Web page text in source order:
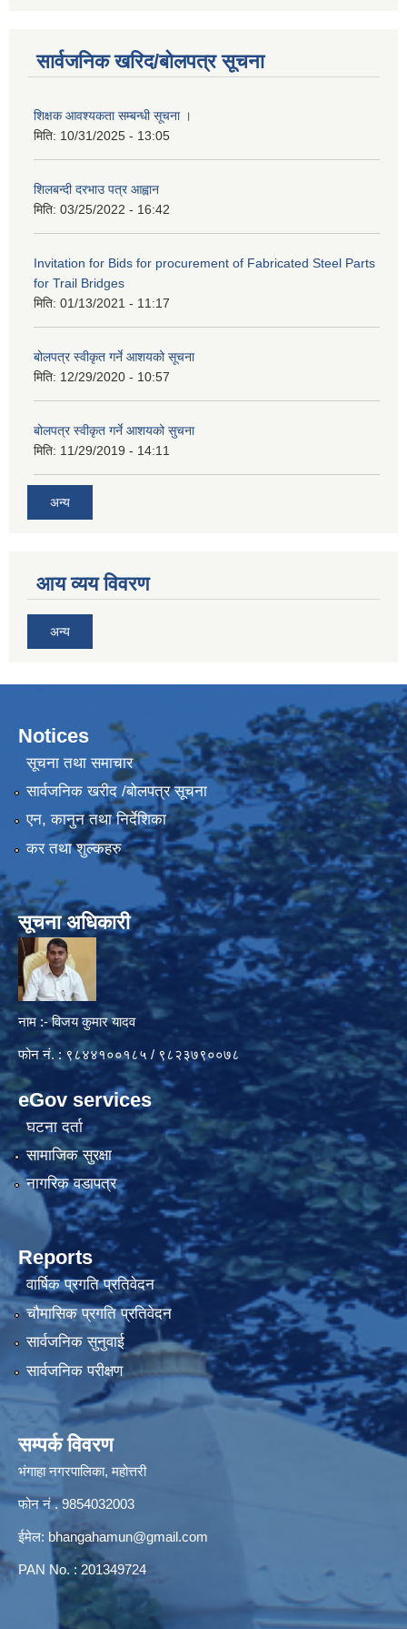
सार्वजनिक खरिद/बोलपत्र सूचना
शिक्षक आवश्यकता सम्बन्धी सूचना ।
मिति: 10/31/2025 - 13:05
शिलबन्दी दरभाउ पत्र आह्वान
मिति: 03/25/2022 - 16:42
Invitation for Bids for procurement of Fabricated Steel Parts
for Trail Bridges
मिति: 01/13/2021 - 11:17
बोलपत्र स्वीकृत गर्ने आशयको सूचना
मिति: 12/29/2020 - 10:57
बोलपत्र स्वीकृत गर्ने आशयको सुचना
मिति: 11/29/2019 - 14:11
अन्य
आय व्यय विवरण
अन्य
Notices
सूचना तथा समाचार
सार्वजनिक खरीद /बोलपत्र सूचना
एन, कानुन तथा निर्देशिका
कर तथा शुल्कहरु
सूचना अधिकारी
नाम :- विजय कुमार यादव
फोन नं. : ९८४४१००१८५ / ९८२३७९००७८
eGov services
घटना दर्ता
सामाजिक सुरक्षा
नागरिक वडापत्र
Reports
वार्षिक प्रगति प्रतिवेदन
चौमासिक प्रगति प्रतिवेदन
सार्वजनिक सुनुवाई
सार्वजनिक परीक्षण
सम्पर्क विवरण
भंगाहा नगरपालिका, महोत्तरी
फोन नं . 9854032003
ईमेल: bhangahamun@gmail.com
PAN No. : 201349724